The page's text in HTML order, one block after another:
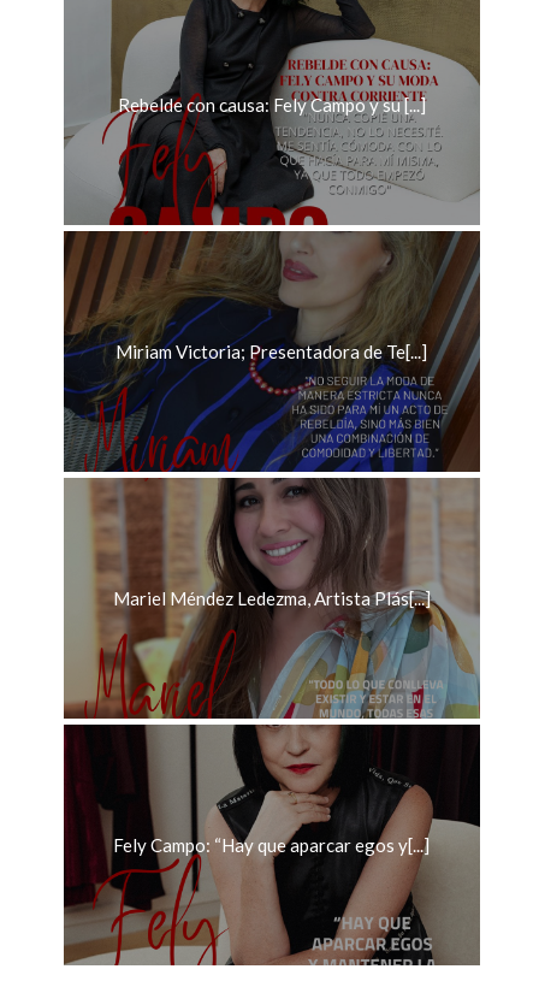
Rebelde con causa: Fely Campo y su [...]
Miriam Victoria; Presentadora de Te[...]
Mariel Méndez Ledezma, Artista Plás[...]
Fely Campo: “Hay que aparcar egos y[...]